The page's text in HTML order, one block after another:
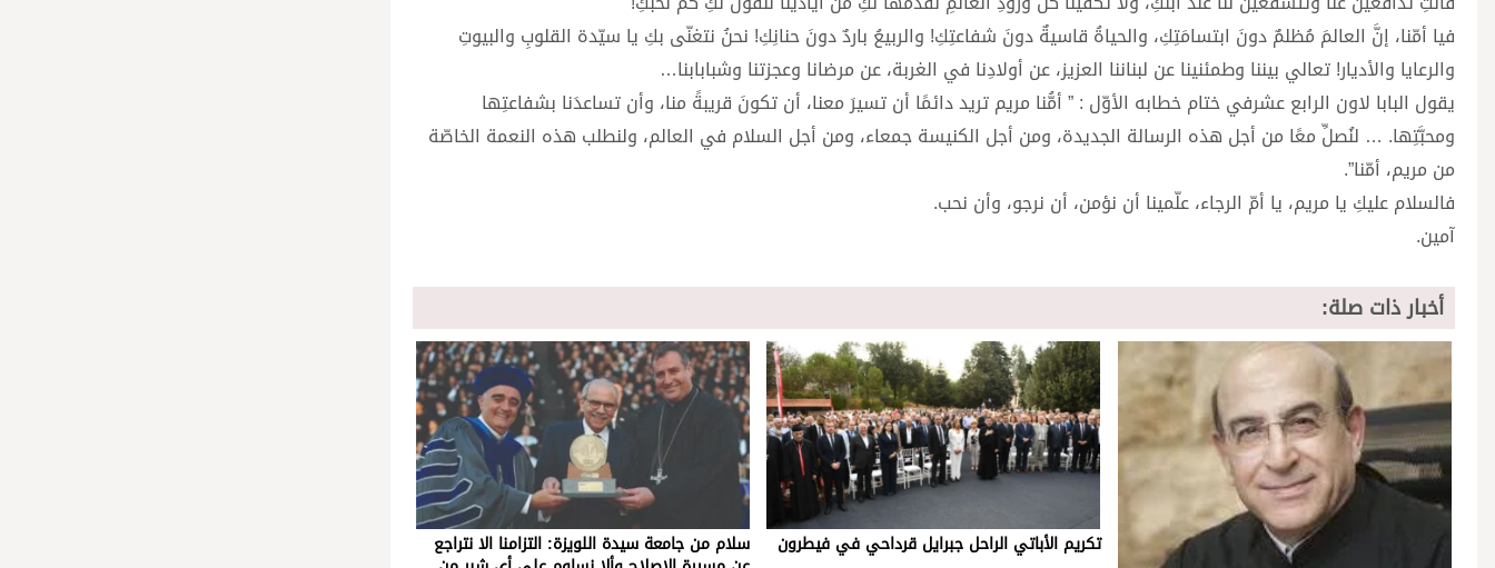
فيا أمّنا، إنَّ العالمَ مُظلمٌ دونَ ابتسامَتِكِ، والحياةُ قاسيةٌ دونَ شفاعتِكِ! والربيعُ باردٌ دونَ حنانِكِ! نحنُ نتغنّى بكِ يا سيّدة القلوبِ والبيوتِ
والرعايا والأديار! تعالي بيننا وطمئنينا عن لبناننا العزيز، عن أولادِنا في الغربة، عن مرضانا وعجزتنا وشبابابنا…
يقول البابا لاون الرابع عشرفي ختام خطابه الأوّل : ” أمُّنا مريم تريد دائمًا أن تسيرَ معنا، أن تكونَ قريبةً منا، وأن تساعدَنا بشفاعتِها
ومحبَّتِها. … لنُصلِّ معًا من أجل هذه الرسالة الجديدة، ومن أجل الكنيسة جمعاء، ومن أجل السلام في العالم، ولنطلب هذه النعمة الخاصّة
من مريم، أمّنا”.
فالسلام عليكِ يا مريم، يا أمّ الرجاء، علّمينا أن نؤمن، أن نرجو، وأن نحب.
آمين.
أخبار ذات صلة:
تكريم الأباتي الراحل جبرايل قرداحي في فيطرون سلام من جامعة سيدة اللويزة: التزامنا الا نتراجع